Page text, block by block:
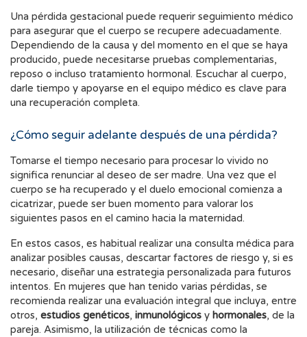
Una pérdida gestacional puede requerir seguimiento médico
para asegurar que el cuerpo se recupere adecuadamente.
Dependiendo de la causa y del momento en el que se haya
producido, puede necesitarse pruebas complementarias,
reposo o incluso tratamiento hormonal. Escuchar al cuerpo,
darle tiempo y apoyarse en el equipo médico es clave para
una recuperación completa.
¿Cómo seguir adelante después de una pérdida?
Tomarse el tiempo necesario para procesar lo vivido no
significa renunciar al deseo de ser madre. Una vez que el
cuerpo se ha recuperado y el duelo emocional comienza a
cicatrizar, puede ser buen momento para valorar los
siguientes pasos en el camino hacia la maternidad.
En estos casos, es habitual realizar una consulta médica para
analizar posibles causas, descartar factores de riesgo y, si es
necesario, diseñar una estrategia personalizada para futuros
intentos. En mujeres que han tenido varias pérdidas, se
recomienda realizar una evaluación integral que incluya, entre
otros, estudios genéticos, inmunológicos y hormonales, de la
pareja. Asimismo, la utilización de técnicas como la